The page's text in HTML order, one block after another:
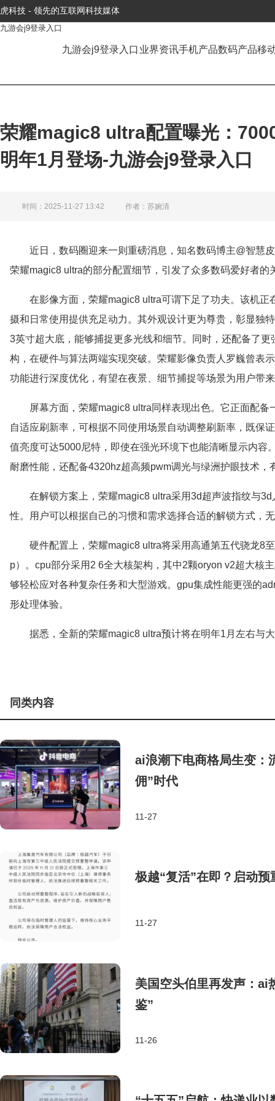
虎科技 - 领先的互联网科技媒体
九游会j9登录入口
九游会j9登录入口 业界资讯手机产品数码产品移
荣耀magic8 ultra配置曝光：
明年1月登场-九游会j9登录入口
时间：2025-11-27 13:42 作者：苏婉清
近日，数码圈迎来一则重磅消息，知名数码博主@智
荣耀magic8 ultra的部分配置细节，引发了众多数码爱好者的
在影像方面，荣耀magic8 ultra可谓下足了功夫。该机
摄和日常使用提供充足动力。其外观设计更为尊贵，彰显独
3英寸超大底，能够捕捉更多光线和细节。同时，还配备了
构，在硬件与算法两端实现突破。荣耀影像负责人罗巍曾表
功能进行深度优化，有望在夜景、细节捕捉等场景为用户带
屏幕方面，荣耀magic8 ultra同样表现出色。它正面配
自适应刷新率，可根据不同使用场景自动调整刷新率，既保
值亮度可达5000尼特，即使在强光环境下也能清晰显示内容
耐磨性能，还配备4320hz超高频pwm调光与绿洲护眼技术，
在解锁方案上，荣耀magic8 ultra采用3d超声波指纹与
性。用户可以根据自己的习惯和需求选择合适的解锁方式，
硬件配置上，荣耀magic8 ultra将采用高通第五代骁龙8
p）。cpu部分采用2 6全大核架构，其中2颗oryon v2超大核
够轻松应对各种复杂任务和大型游戏。gpu集成性能更强的
形处理体验。
据悉，全新的荣耀magic8 ultra预计将在明年1月左右与
同类内容
ai浪潮下电商格局生变：
佣”时代
11-27
极越“复活”在即？启动
11-27
美国空头伯里再发声：ai
鉴”
11-26